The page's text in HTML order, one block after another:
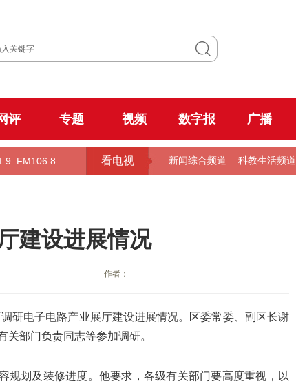
评 专题 视频 数字报 广播
FM106.8 看电视 新闻综合频道 科教生活频道
建设进展情况
作者：
研电子电路产业展厅建设进展情况。区委常委、副区长谢
部门负责同志等参加调研。
规划及装修进度。他要求，各级有关部门要高度重视，以